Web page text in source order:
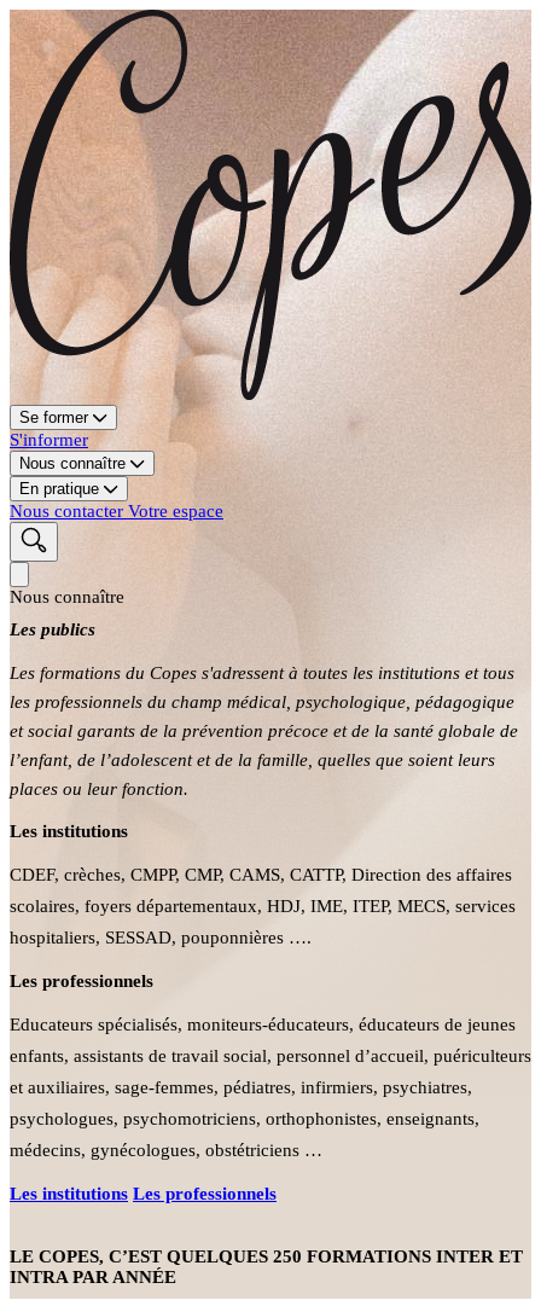
Se former
S'informer
Nous connaître
En pratique
Nous contacter Votre espace
Nous connaître
Les publics
Les formations du Copes s'adressent à toutes les institutions et tous
les professionnels du champ médical, psychologique, pédagogique
et social garants de la prévention précoce et de la santé globale de
l’enfant, de l’adolescent et de la famille, quelles que soient leurs
places ou leur fonction.
Les institutions
CDEF, crèches, CMPP, CMP, CAMS, CATTP, Direction des affaires
scolaires, foyers départementaux, HDJ, IME, ITEP, MECS, services
hospitaliers, SESSAD, pouponnières ….
Les professionnels
Educateurs spécialisés, moniteurs-éducateurs, éducateurs de jeunes
enfants, assistants de travail social, personnel d’accueil, puériculteurs
et auxiliaires, sage-femmes, pédiatres, infirmiers, psychiatres,
psychologues, psychomotriciens, orthophonistes, enseignants,
médecins, gynécologues, obstétriciens …
Les institutions Les professionnels
LE COPES, C’EST QUELQUES 250 FORMATIONS INTER ET
INTRA PAR ANNÉE